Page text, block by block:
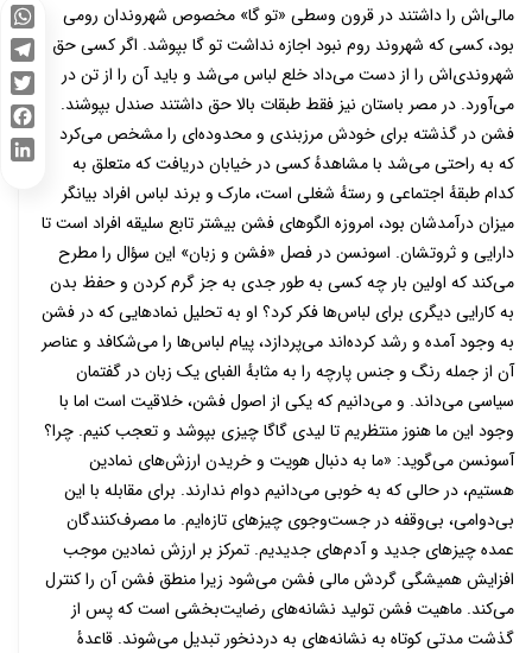
مالی‌اش را داشتند در قرون وسطی «تو گا» مخصوص شهروندان رومی
بود، کسی که شهروند روم نبود اجازه نداشت تو گا بپوشد. اگر کسی حق
شهروندی‌اش را از دست می‌داد خلع لباس می‌شد و باید آن را از تن در
می‌آورد. در مصر باستان نیز فقط طبقات بالا حق داشتند صندل بپوشند.
فشن در گذشته برای خودش مرزبندی و محدوده‌ای را مشخص می‌کرد
که به راحتی می‌شد با مشاهدهٔ کسی در خیابان دریافت که متعلق به
کدام طبقهٔ اجتماعی و رستهٔ شغلی است، مارک و برند لباس افراد بیانگر
میزان درآمدشان بود، امروزه الگوهای فشن بیشتر تابع سلیقه افراد است تا
دارایی و ثروتشان. اسونسن در فصل «فشن و زبان» این سؤال را مطرح
می‌کند که اولین بار چه کسی به طور جدی به جز گرم کردن و حفظ بدن
به کارایی دیگری برای لباس‌ها فکر کرد؟ او به تحلیل نمادهایی که در فشن
به وجود آمده و رشد کرده‌اند می‌پردازد، پیام لباس‌ها را می‌شکافد‌ و عناصر
آن از جمله رنگ و جنس پارچه را به مثابهٔ الفبای یک زبان در گفتمان
سیاسی می‌داند. و می‌دانیم که یکی از اصول فشن، خلاقیت است اما با
وجود این ما هنوز منتظریم تا لیدی گاگا چیزی بپوشد و تعجب کنیم. چرا؟
آسونسن می‌گوید: «ما به دنبال هویت و خریدن ارزش‌های نمادین
هستیم، در حالی که به خوبی می‌دانیم دوام ندارند. برای مقابله با این
بی‌دوامی، بی‌وقفه در جست‌وجوی چیزهای تازه‌ایم. ما مصرف‌کنندگان
عمده چیزهای جدید و آدم‌های جدیدیم. تمرکز بر ارزش نمادین موجب
افزایش همیشگی گردش مالی فشن می‌شود زیرا منطق فشن آن را کنترل
می‌کند. ماهیت فشن تولید نشانه‌های رضایت‌بخشی است که پس از
گذشت مدتی کوتاه به نشانه‌های به دردنخور تبدیل می‌شوند. قاعدۂ
WhatsApp
Telegram
Twitter
Facebook